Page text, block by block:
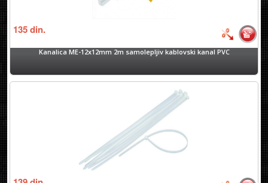
135din.
Kanalica ME-12x12mm 2m samolepljiv kablovski kanal PVC